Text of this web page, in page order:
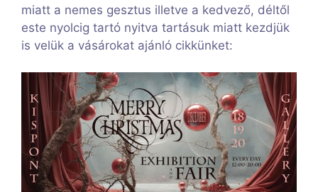
miatt a nemes gesztus illetve a kedvező, déltől
este nyolcig tartó nyitva tartásuk miatt kezdjük
is velük a vásárokat ajánló cikkünket: